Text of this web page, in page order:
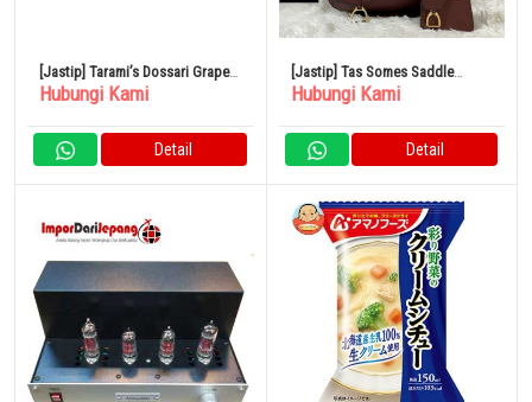
[Jastip] Tarami’s Dossari Grape
& Aloe 230g x 24
Hubungi Kami
Detail
[Jastip] Tas Somes Saddle
Dressage
Hubungi Kami
Detail